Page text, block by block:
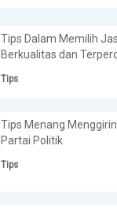
Tips Dalam Memilih
Berkualitas dan
Tips
Tips Menang
Partai Politik
Tips